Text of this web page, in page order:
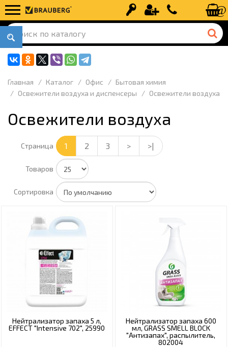
Вход Регистрация+7 (499) 110-
Главная Каталог Офис
Бытовая химия
Освежители воздуха и диспенсеры
Освежители воздуха
Освежители воздуха
Страница 1 2 3 > >|
Товаров
Сортировка
Нейтрализатор запаха 5 л,
EFFECT "Intensive 702", 25990
Нейтрализатор запаха 600
мл, GRASS SMELL BLOCK
"Антизапах", распылитель,
802004